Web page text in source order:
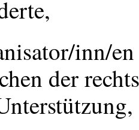
inn/
der